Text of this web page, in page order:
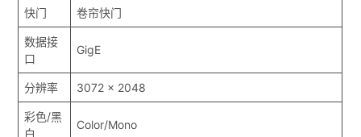
快门 卷帘快门
数据接
口
GigE
分辨率 3072 x 2048
彩色/黑
白
Color/Mono